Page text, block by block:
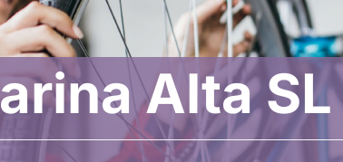
Alta SL